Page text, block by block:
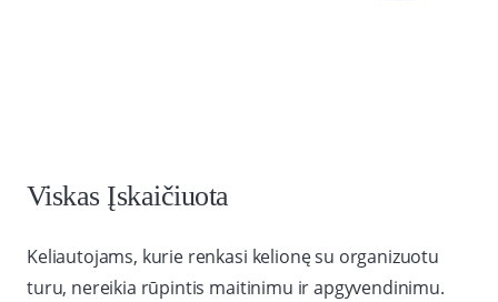
Viskas Įskaičiuota
Keliautojams, kurie renkasi kelionę su organizuotu
turu, nereikia rūpintis maitinimu ir apgyvendinimu.